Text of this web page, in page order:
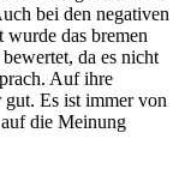
bei den negativen
wurde das bremen
da es nicht
Auf ihre
gut. Es ist immer von
die Meinung